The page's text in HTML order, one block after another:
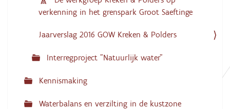
verkenning in het grenspark Groot Saeftinge
Jaarverslag 2016 GOW Kreken & Polders
Interregproject "Natuurlijk water"
Kennismaking
Waterbalans en verzilting in de kustzone